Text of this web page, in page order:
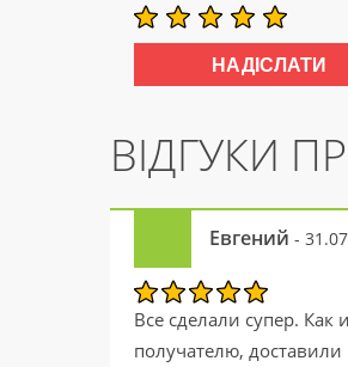
ВІДГУКИ
Евгений -
Все сделали супер.
получателю,